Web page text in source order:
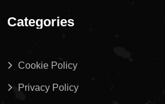
Categories
Cookie Policy
Privacy Policy